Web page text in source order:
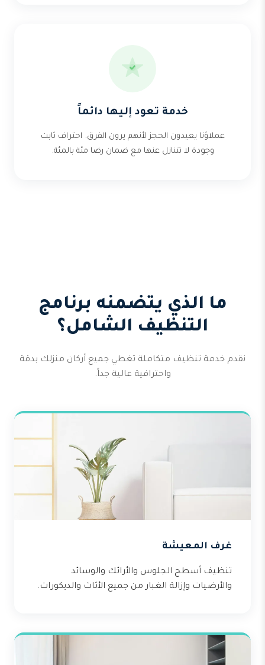
خدمة تعود إليها دائماً
عملاؤنا يعيدون الحجز لأنهم يرون الفرق. احتراف ثابت
وجودة لا تتنازل عنها مع ضمان رضا مئة بالمئة.
ما الذي يتضمنه برنامج
التنظيف الشامل؟
نقدم خدمة تنظيف متكاملة تغطي جميع أركان منزلك بدقة
واحترافية عالية جداً.
غرف المعيشة
تنظيف أسطح الجلوس والأرائك والوسائد
والأرضيات وإزالة الغبار من جميع الأثاث والديكورات.